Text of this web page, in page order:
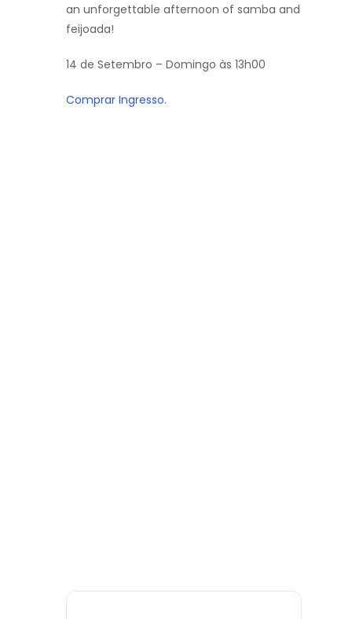
an unforgettable afternoon of samba and
feijoada!
14 de Setembro – Domingo às 13h00
Comprar Ingresso.